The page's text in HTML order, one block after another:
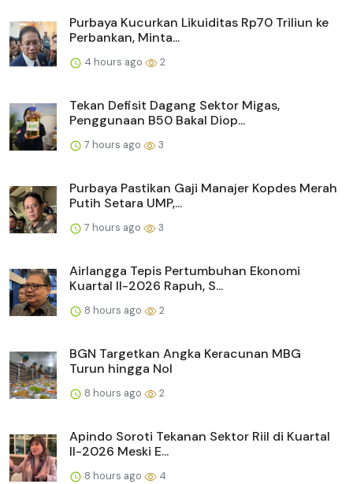
Purbaya Kucurkan Likuiditas Rp70 Triliun ke
Perbankan, Minta...
4 hours ago 2
Tekan Defisit Dagang Sektor Migas,
Penggunaan B50 Bakal Diop...
7 hours ago 3
Purbaya Pastikan Gaji Manajer Kopdes Merah
Putih Setara UMP,...
7 hours ago 3
Airlangga Tepis Pertumbuhan Ekonomi
Kuartal II-2026 Rapuh, S...
8 hours ago 2
BGN Targetkan Angka Keracunan MBG
Turun hingga Nol
8 hours ago 2
Apindo Soroti Tekanan Sektor Riil di Kuartal
II-2026 Meski E...
8 hours ago 4